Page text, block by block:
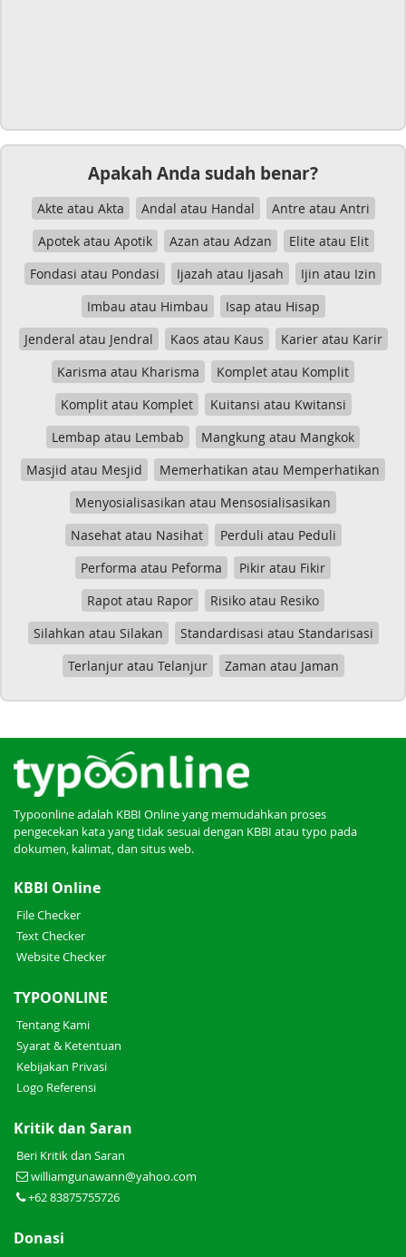
Apakah Anda sudah benar?
Akte atau Akta Andal atau Handal
Antre atau Antri
Apotek atau Apotik
Azan atau Adzan
Elite atau Elit
Fondasi atau Pondasi
Ijazah atau Ijasah
Ijin atau Izin
Imbau atau Himbau
Isap atau Hisap
Jenderal atau Jendral
Kaos atau Kaus
Karier atau Karir
Karisma atau Kharisma
Komplet atau Komplit
Komplit atau Komplet
Kuitansi atau Kwitansi
Lembap atau Lembab
Mangkung atau Mangkok
Masjid atau Mesjid
Memerhatikan atau Memperhatikan
Menyosialisasikan atau Mensosialisasikan
Nasehat atau Nasihat
Perduli atau Peduli
Performa atau Peforma
Pikir atau Fikir
Rapot atau Rapor
Risiko atau Resiko
Silahkan atau Silakan
Standardisasi atau Standarisasi
Terlanjur atau Telanjur
Zaman atau Jaman
Typoonline adalah KBBI Online yang memudahkan proses
pengecekan kata yang tidak sesuai dengan KBBI atau typo pada
dokumen, kalimat, dan situs web.
KBBI Online
File Checker
Text Checker
Website Checker
TYPOONLINE
Tentang Kami
Syarat & Ketentuan
Kebijakan Privasi
Logo Referensi
Kritik dan Saran
Beri Kritik dan Saran
williamgunawann@yahoo.com
+62 83875755726
Donasi